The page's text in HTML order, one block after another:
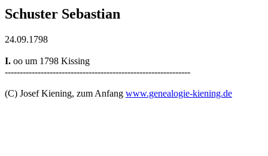
Schuster Sebastian
24.09.1798
I. oo um 1798 Kissing
--------------------------------------------------------------
(C) Josef Kiening, zum Anfang www.genealogie-kiening.de